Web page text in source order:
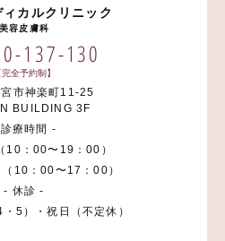
カルクリニック
美容皮膚科
137-130
完全予約制】
市神楽町11-25
BUILDING 3F
療時間 -
10：00〜19：00）
10：00〜17：00）
- 休診 -
5）・祝日（不定休）